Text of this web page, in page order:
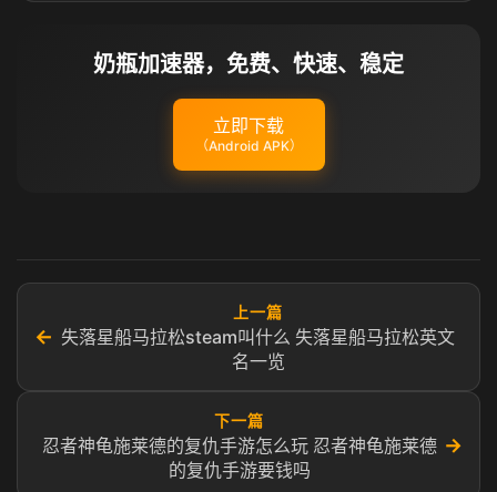
奶瓶加速器，免费、快速、稳定
立即下载
（Android APK）
←
上一篇
失落星船马拉松steam叫什么 失落星船马拉松英文
名一览
下一篇
忍者神龟施莱德的复仇手游怎么玩 忍者神龟施莱德
的复仇手游要钱吗
→